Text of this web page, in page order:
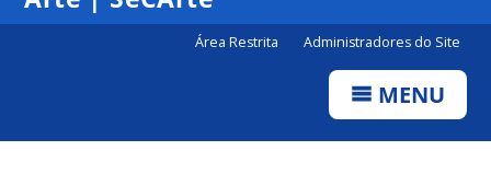
Área Restrita Administradores do Site
MENU